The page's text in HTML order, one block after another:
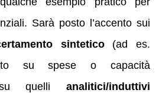
Sarà posto l’accento sui
sintetico(ad es.
su spese o capacità
su quelli analitici/induttivi